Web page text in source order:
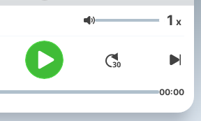
Instagram:
buntenyekpodcast/ Email:
Volume 1 x
00:00